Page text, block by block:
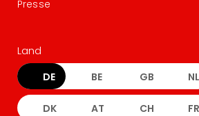
Presse
Land
DE BE GB NL
DK AT CH FR